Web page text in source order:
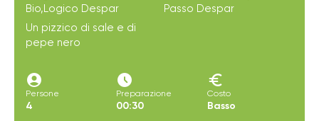
Bio,Logico Despar
Passo Despar
Un pizzico di sale e di
pepe nero
account_circle
Persone
4
access_time_filled
Preparazione
00:30
euro
Costo
Basso